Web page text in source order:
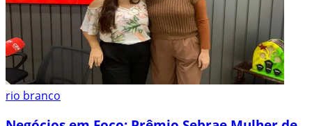
rio branco